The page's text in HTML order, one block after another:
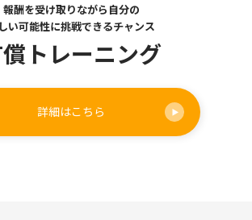
報酬を受け取りながら自分の
い可能性に挑戦できるチャンス
トレーニング
詳細はこちら